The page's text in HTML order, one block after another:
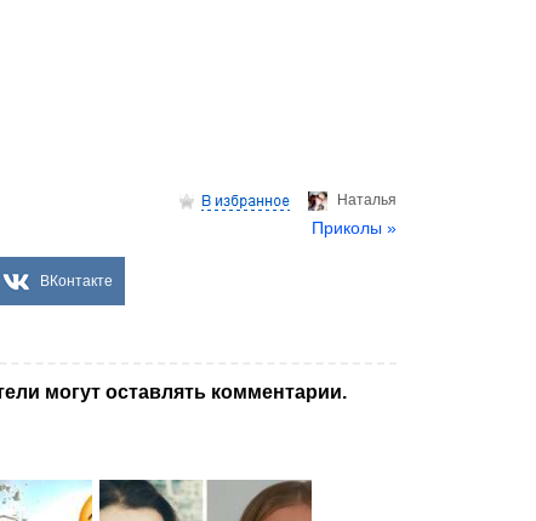
Hаталья
Приколы »
ВКонтакте
могут оставлять комментарии.